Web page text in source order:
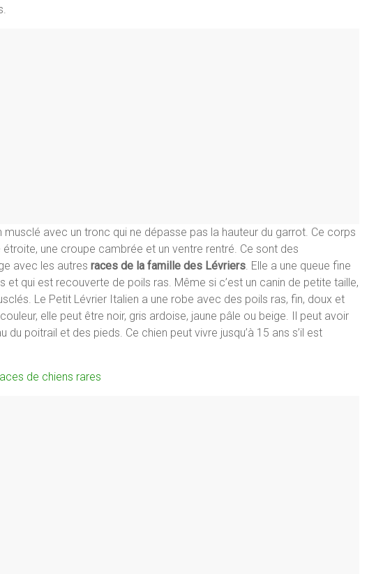
musclé avec un tronc qui ne dépasse pas la hauteur du garrot. Ce corps
une croupe cambrée et un ventre rentré. Ce sont des
avec les autres races de la famille des Lévriers. Elle a une queue fine
et qui est recouverte de poils ras. Même si c’est un canin de petite taille,
Le Petit Lévrier Italien a une robe avec des poils ras, fin, doux et
elle peut être noir, gris ardoise, jaune pâle ou beige. Il peut avoir
du poitrail et des pieds. Ce chien peut vivre jusqu’à 15 ans s’il est
de chiens rares